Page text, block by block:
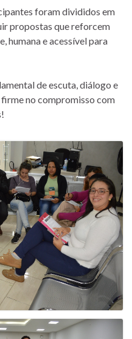
foram divididos em
propostas que reforcem
humana e acessível para
de escuta, diálogo e
no compromisso com